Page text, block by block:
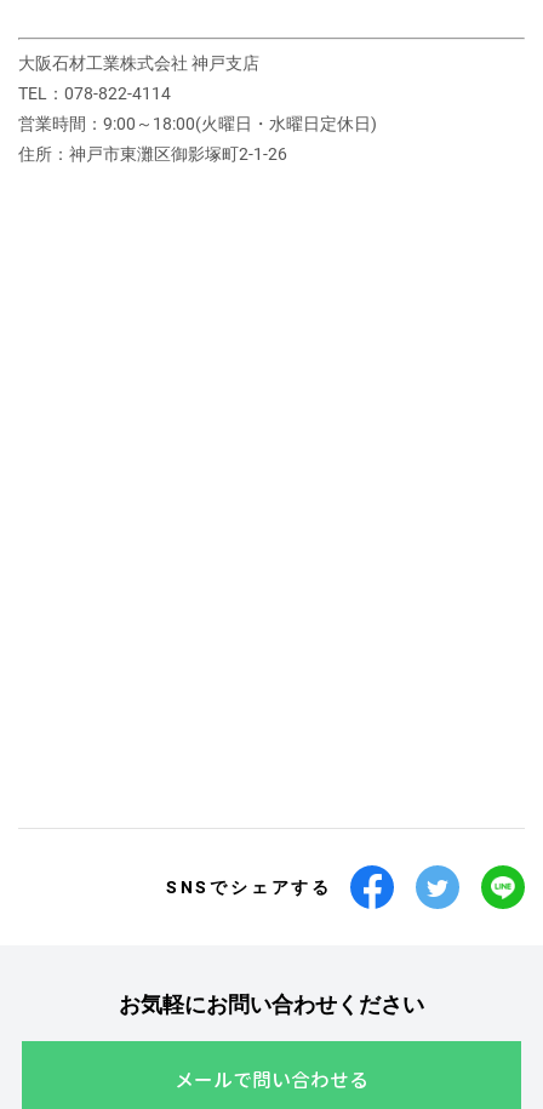
大阪石材工業株式会社 神戸支店
TEL：078-822-4114
営業時間：9:00～18:00(火曜日・水曜日定休日)
住所：神戸市東灘区御影塚町2‐1‐26
SNSでシェアする
お気軽にお問い合わせください
メールで問い合わせる